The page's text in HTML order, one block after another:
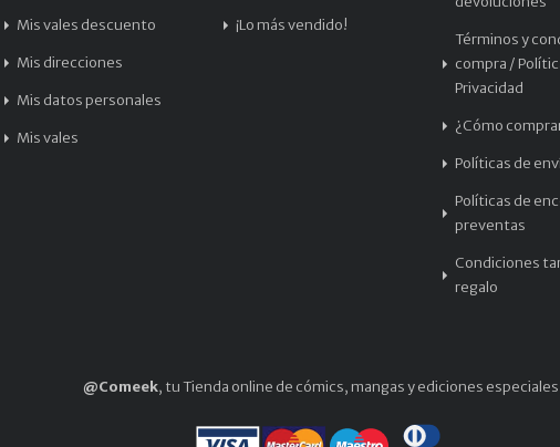
Mis vales descuento
Mis direcciones
Mis datos personales
Mis vales
¡Lo más vendido!
Términos y
compra /
Privacidad
¿Cómo
Políticas de
Políticas de
preventas
Condiciones
regalo
@Comeek, tu Tienda online de cómics, mangas y ediciones